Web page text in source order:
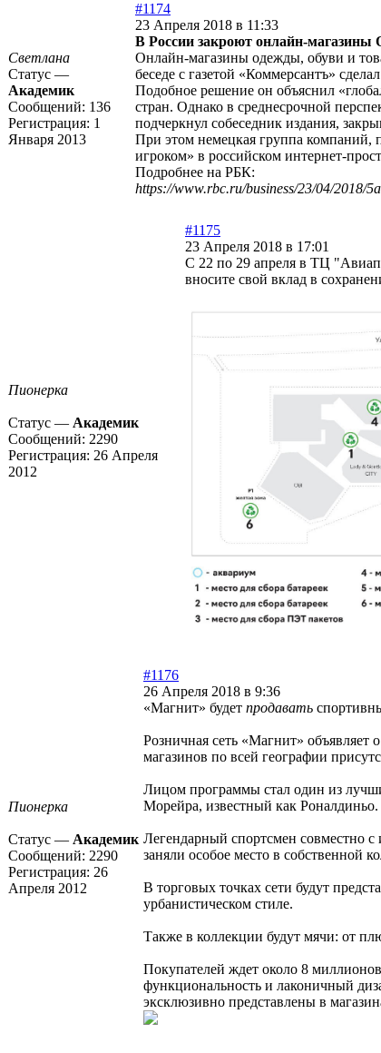
Светлана
Статус —
Академик
Сообщений: 136
Регистрация: 1
Января 2013
#1174
23 Апреля 2018 в 11:33
В России закроют онлайн-магазины
Онлайн-магазины одежды, обуви и
беседе с газетой «Коммерсантъ»
Подобное решение он объяснил
стран. Однако в среднесрочной
подчеркнул собеседник издания,
При этом немецкая группа компаний,
игроком» в российском интернет-
Подробнее на РБК:
https://www.rbc.ru/business/23/04/2018/
Пионерка
Статус — Академик
Сообщений: 2290
Регистрация: 26 Апреля
2012
#1175
23 Апреля 2018 в 17:01
С 22 по 29 апреля в ТЦ
вносите свой вклад в
Пионерка
Статус — Академик
Сообщений: 2290
Регистрация: 26
Апреля 2012
#1176
26 Апреля 2018 в 9:36
«Магнит» будет продавать
Розничная сеть «Магнит»
магазинов по всей географии
Лицом программы стал один из
Морейра, известный как Роналдиньо.
Легендарный спортсмен совместно с
заняли особое место в собственной
В торговых точках сети будут
урбанистическом стиле.
Также в коллекции будут мячи: от
Покупателей ждет около 8
функциональность и лаконичный
эксклюзивно представлены в